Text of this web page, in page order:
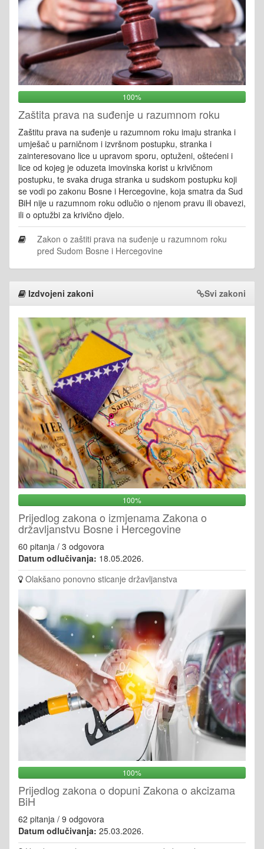
100%
Zaštita prava na suđenje u razumnom roku
Zaštitu prava na suđenje u razumnom roku imaju stranka i
umješač u parničnom i izvršnom postupku, stranka i
zainteresovano lice u upravom sporu, optuženi, oštećeni i
lice od kojeg je oduzeta imovinska korist u krivičnom
postupku, te svaka druga stranka u sudskom postupku koji
se vodi po zakonu Bosne i Hercegovine, koja smatra da Sud
BiH nije u razumnom roku odlučio o njenom pravu ili obavezi,
ili o optužbi za krivično djelo.
Zakon o zaštiti prava na suđenje u razumnom roku
pred Sudom Bosne i Hercegovine
Izdvojeni zakoni Svi zakoni
100%
Prijedlog zakona o izmjenama Zakona o
državljanstvu Bosne i Hercegovine
60 pitanja / 3 odgovora
Datum odlučivanja: 18.05.2026.
Olakšano ponovno sticanje državljanstva
100%
Prijedlog zakona o dopuni Zakona o akcizama
BiH
62 pitanja / 9 odgovora
Datum odlučivanja: 25.03.2026.